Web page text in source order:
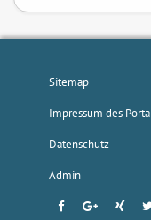
Sitemap
Impressum des
Datenschutz
Admin